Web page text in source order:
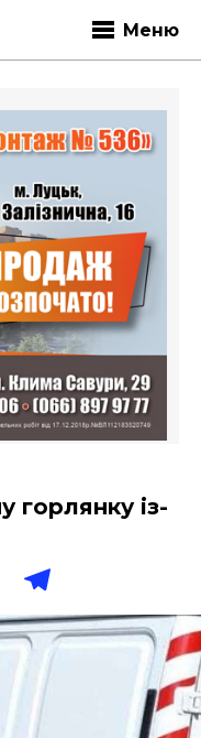
Меню
горлянку із-